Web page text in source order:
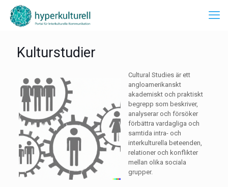
Kulturstudier
Cultural Studies är ett
angloamerikanskt
akademiskt och praktiskt
begrepp som beskriver,
analyserar och försöker
förbättra vardagliga och
samtida intra- och
interkulturella beteenden,
relationer och konflikter
mellan olika sociala
grupper.